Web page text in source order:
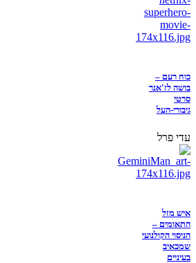
כוח רעם –
בושה לז'אנר
סרטי
גיבורי-העל
עדי פרל
איש מזל
התאומים –
הניסוי הקולנועי
שמכאיב
בעיניים